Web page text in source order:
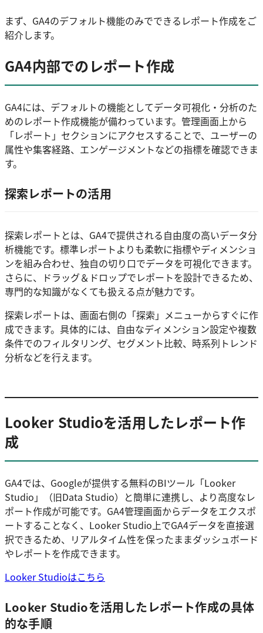
まず、GA4のデフォルト機能のみでできるレポート作成をご
紹介します。
GA4内部でのレポート作成
GA4には、デフォルトの機能としてデータ可視化・分析のた
めのレポート作成機能が備わっています。管理画面上から
「レポート」セクションにアクセスすることで、ユーザーの
属性や集客経路、エンゲージメントなどの指標を確認できま
す。
探索レポートの活用
探索レポートとは、GA4で提供される自由度の高いデータ分
析機能です。標準レポートよりも柔軟に指標やディメンショ
ンを組み合わせ、独自の切り口でデータを可視化できます。
さらに、ドラッグ＆ドロップでレポートを設計できるため、
専門的な知識がなくても扱える点が魅力です。
探索レポートは、画面右側の「探索」メニューからすぐに作
成できます。具体的には、自由なディメンション設定や複数
条件でのフィルタリング、セグメント比較、時系列トレンド
分析などを行えます。
Looker Studioを活用したレポート作
成
GA4では、Googleが提供する無料のBIツール「Looker
Studio」（旧Data Studio）と簡単に連携し、より高度なレ
ポート作成が可能です。GA4管理画面からデータをエクスポ
ートすることなく、Looker Studio上でGA4データを直接選
択できるため、リアルタイム性を保ったままダッシュボード
やレポートを作成できます。
Looker Studioはこちら
Looker Studioを活用したレポート作成の具体
的な手順